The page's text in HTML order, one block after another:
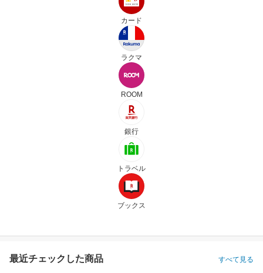
カード
ラクマ
ROOM
銀行
トラベル
ブックス
最近チェックした商品 すべて見る